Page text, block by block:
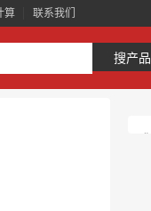
算 联系我们
搜产品